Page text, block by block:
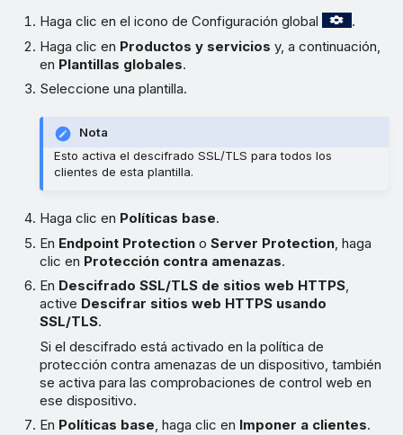
Haga clic en el icono de Configuración global
.
Haga clic en Productos y servicios y, a continuación,
en Plantillas globales.
Seleccione una plantilla.
Nota
Esto activa el descifrado SSL/TLS para todos los
clientes de esta plantilla.
Haga clic en Políticas base.
En Endpoint Protection oServer Protection , haga
clic en Protección contra amenazas.
En Descifrado SSL/TLS de sitios web HTTPS,
active Descifrar sitios web HTTPS usando
SSL/TLS.
Si el descifrado está activado en la política de
protección contra amenazas de un dispositivo, también
se activa para las comprobaciones de control web en
ese dispositivo.
En Políticas base, haga clic en Imponer a clientes.